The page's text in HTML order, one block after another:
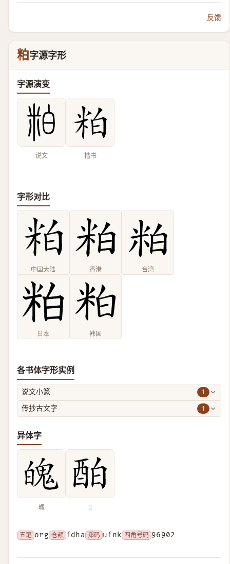
反馈
粕字源字形
字源演变
说文 楷书
字形对比
中国大陆 香港 台湾
日本 韩国
各书体字形实例
说文小篆 1
传抄古文字 1
异体字
魄 𨠘
五笔 org 仓颉 fdha 郑码 ufnk 四角号码 96902